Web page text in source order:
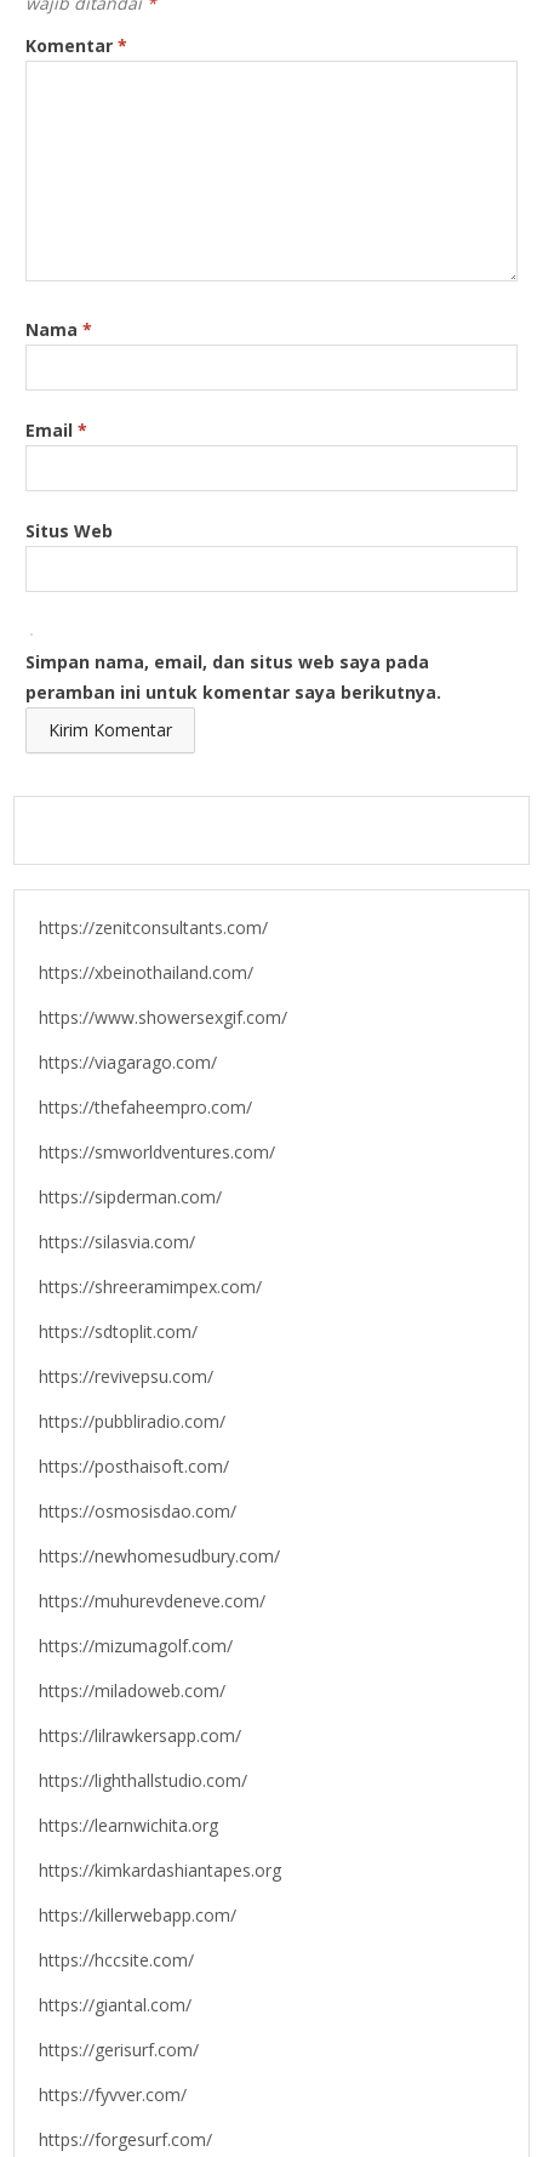
Komentar*
Nama*
Email*
Situs Web
Simpan nama, email, dan situs web saya pada
peramban ini untuk komentar saya berikutnya.
https://zenitconsultants.com/
https://xbeinothailand.com/
https://www.showersexgif.com/
https://viagarago.com/
https://thefaheempro.com/
https://smworldventures.com/
https://sipderman.com/
https://silasvia.com/
https://shreeramimpex.com/
https://sdtoplit.com/
https://revivepsu.com/
https://pubbliradio.com/
https://posthaisoft.com/
https://osmosisdao.com/
https://newhomesudbury.com/
https://muhurevdeneve.com/
https://mizumagolf.com/
https://miladoweb.com/
https://lilrawkersapp.com/
https://lighthallstudio.com/
https://learnwichita.org
https://kimkardashiantapes.org
https://killerwebapp.com/
https://hccsite.com/
https://giantal.com/
https://gerisurf.com/
https://fyvver.com/
https://forgesurf.com/